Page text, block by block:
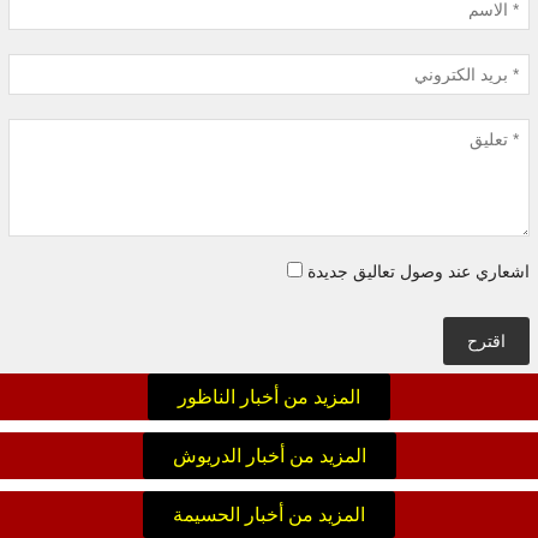
اشعاري عند وصول تعاليق جديدة
اقترح
المزيد من أخبار الناظور
المزيد من أخبار الدريوش
المزيد من أخبار الحسيمة